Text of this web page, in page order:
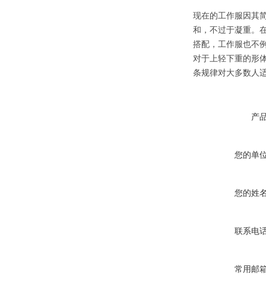
现在的工作服因其
和，不过于凝重。
搭配，工作服也不
对于上轻下重的形
条规律对大多数人
产
您的单
您的姓
联系电
常用邮